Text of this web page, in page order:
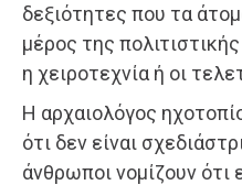
δεξιότητες που τα
μέρος της
η χειροτεχνία ή οι
Η αρχαιολόγος
ότι δεν είναι
άνθρωποι νομίζουν